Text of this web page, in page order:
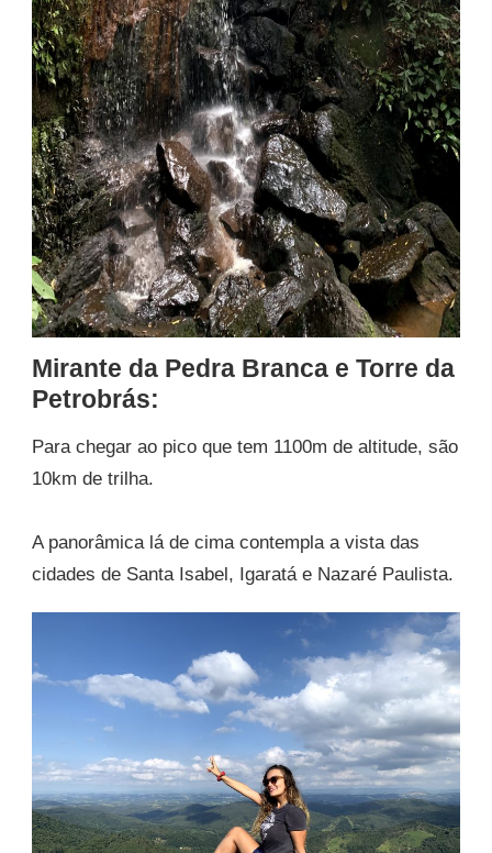
Mirante da Pedra Branca e Torre da
Petrobrás:
Para chegar ao pico que tem 1100m de altitude, são
10km de trilha.
A panorâmica lá de cima contempla a vista das
cidades de Santa Isabel, Igaratá e Nazaré Paulista.